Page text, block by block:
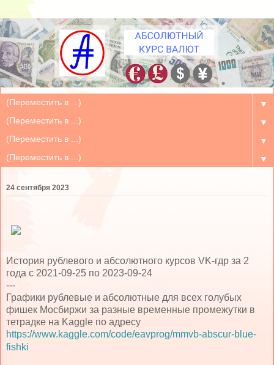
▼
▼
▼
▼
24 сентября 2023
История рублевого и абсолютного курсов VK-гдр за 2
года c 2021-09-25 по 2023-09-24
---
Графики рублевые и абсолютные для всех голубых
фишек Мосбиржи за разные временные промежутки в
тетрадке на Kaggle по адресу
https://www.kaggle.com/code/eavprog/mmvb-abscur-blue-
fishki